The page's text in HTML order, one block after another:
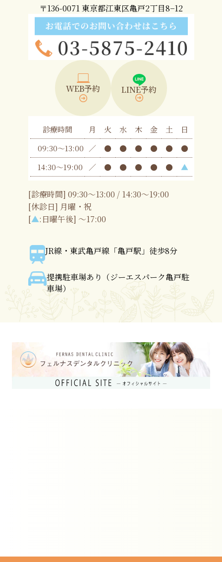
〒136-0071 東京都江東区亀戸2丁目8−12
WEB予約 LINE予約
診療時間 月 火 水 木 金 土
日
09:30〜13:00
／ ● ● ● ● ●
●
14:30〜19:00
／ ● ● ● ● ● ▲
[診療時間] 09:30〜13:00 / 14:30〜19:00
[休診日] 月曜・祝
[▲:日曜午後] 〜17:00
JR線・東武亀戸線「亀戸駅」徒歩8分
提携駐車場あり（ジーエスパーク亀戸駐
車場）